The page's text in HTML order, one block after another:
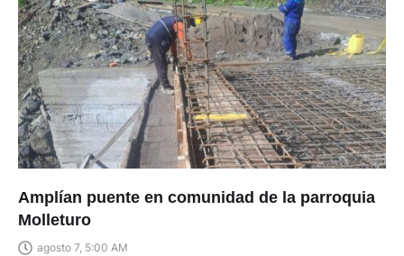
Amplían puente en comunidad de la parroquia
Molleturo
agosto 7, 5:00 AM